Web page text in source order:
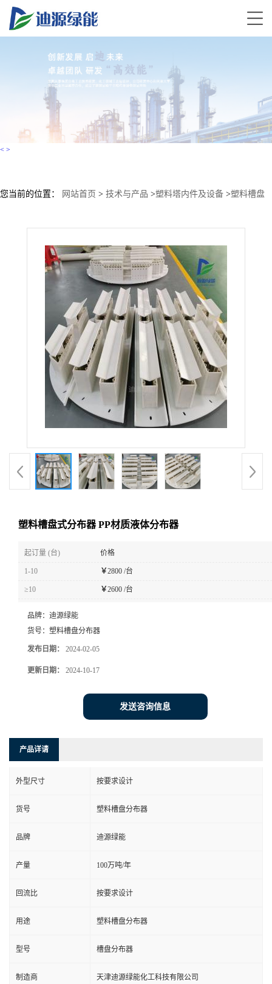
< >
您当前的位置： 网站首页 > 技术与产品 >塑料塔内件及设备 >塑料槽盘
塑料槽盘式分布器 PP材质液体分布器
起订量 (台) 价格
1-10 ￥2800 /台
≥10 ￥2600 /台
品牌： 迪源绿能
货号： 塑料槽盘分布器
发布日期： 2024-02-05
更新日期： 2024-10-17
发送咨询信息
产品详请
外型尺寸 按要求设计
货号 塑料槽盘分布器
品牌 迪源绿能
产量 100万吨/年
回流比 按要求设计
用途 塑料槽盘分布器
型号 槽盘分布器
制造商 天津迪源绿能化工科技有限公司